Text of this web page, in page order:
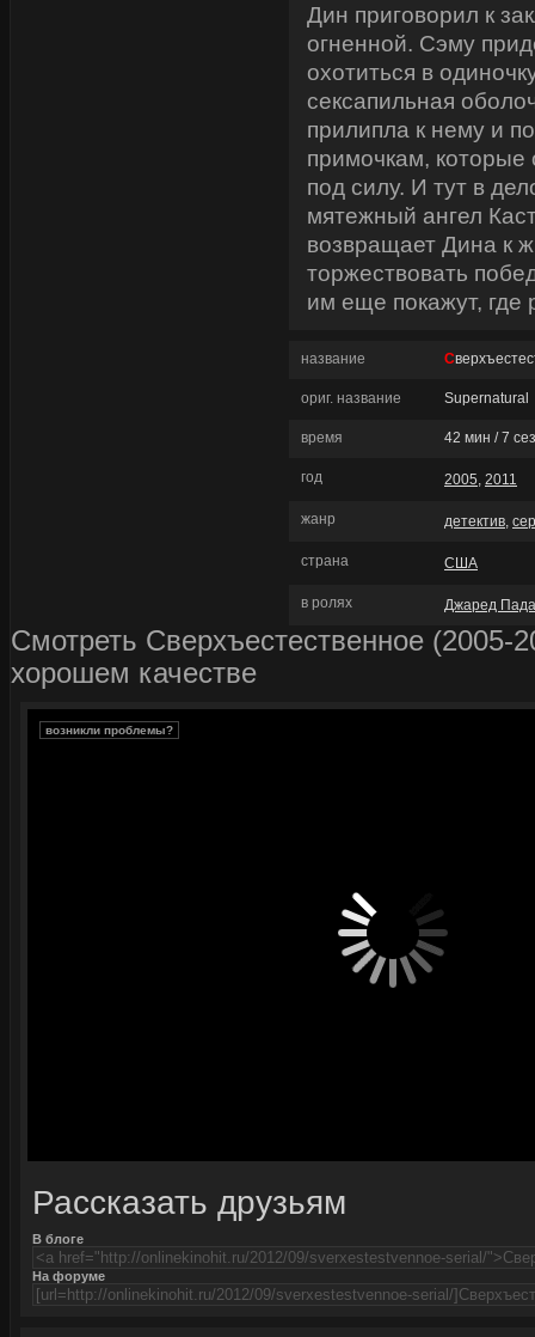
Дин приговорил к
огненной. Сэму
охотиться в
сексапильная
прилипла к нему и
примочкам, которые
под силу. И тут в
мятежный ангел
возвращает Дина к
торжествовать
им еще покажут, где
название
ориг. название Supernatural
время 42 мин / 7
год 2005, 2011
жанр детектив,
страна США
в ролях Джаред
Смотреть Сверхъестественное (2005-
хорошем качестве
возникли проблемы?
Рассказать друзьям
В блоге
На форуме